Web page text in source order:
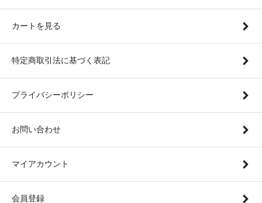
カートを見る
特定商取引法に基づく表記
プライバシーポリシー
お問い合わせ
マイアカウント
会員登録